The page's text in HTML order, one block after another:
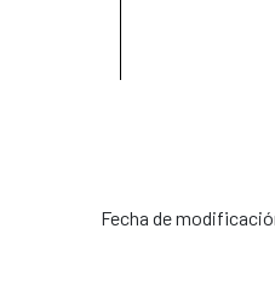
Fecha de